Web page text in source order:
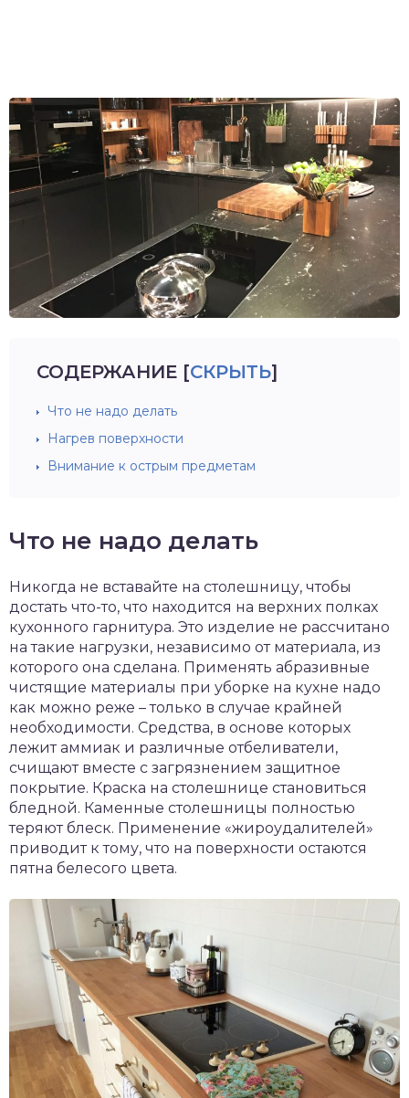
СОДЕРЖАНИЕ [СКРЫТЬ]
Что не надо делать
Нагрев поверхности
Внимание к острым предметам
Что не надо делать
Никогда не вставайте на столешницу, чтобы
достать что-то, что находится на верхних полках
кухонного гарнитура. Это изделие не рассчитано
на такие нагрузки, независимо от материала, из
которого она сделана. Применять абразивные
чистящие материалы при уборке на кухне надо
как можно реже – только в случае крайней
необходимости. Средства, в основе которых
лежит аммиак и различные отбеливатели,
счищают вместе с загрязнением защитное
покрытие. Краска на столешнице становиться
бледной. Каменные столешницы полностью
теряют блеск. Применение «жироудалителей»
приводит к тому, что на поверхности остаются
пятна белесого цвета.